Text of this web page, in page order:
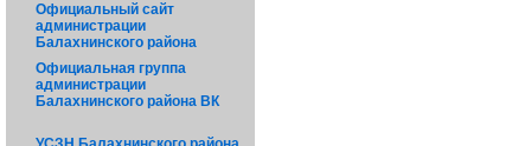
Официальный сайт
администрации
Балахнинского района
Официальная группа
администрации
Балахнинского района ВК